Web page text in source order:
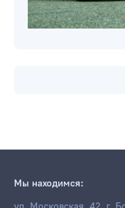
Мы находимся: